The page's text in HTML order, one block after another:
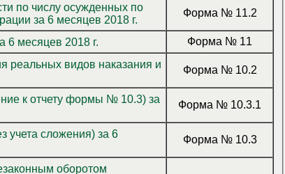
по числу осужденных по
за 6 месяцев 2018 г.
Форма № 11.2
6 месяцев 2018 г.
Форма № 11
реальных видов наказания и
Форма № 10.2
Форма № 10.3.1
Форма № 10.3